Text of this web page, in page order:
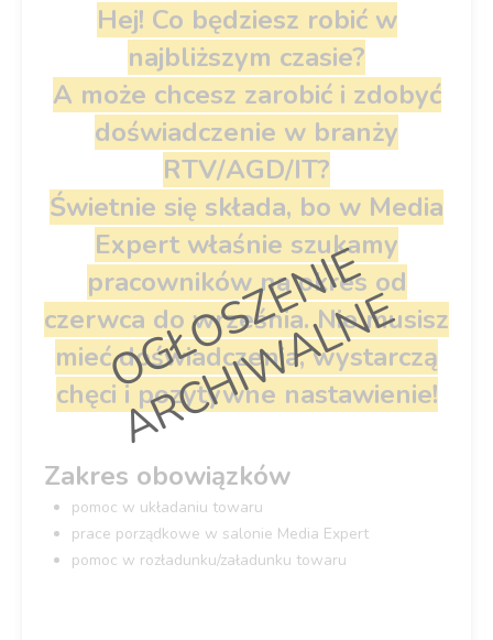
O
G
Ł
O
S
Z
E
N
I
E
A
R
C
H
I
W
A
L
N
E
Hej! Co będziesz robić w
najbliższym czasie?
A może chcesz zarobić i zdobyć
doświadczenie w branży
RTV/AGD/IT?
Świetnie się składa, bo w Media
Expert właśnie szukamy
pracownikówna okres od
czerwca do września. Nie musisz
mieć doświadczenia, wystarczą
chęci i pozytywne nastawienie!
Zakres obowiązków
pomoc w układaniu towaru
prace porządkowe w salonie Media Expert
pomoc w rozładunku/załadunku towaru